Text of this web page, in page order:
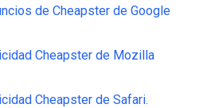
de Cheapster de Google
Cheapster de Mozilla
Cheapster de Safari.